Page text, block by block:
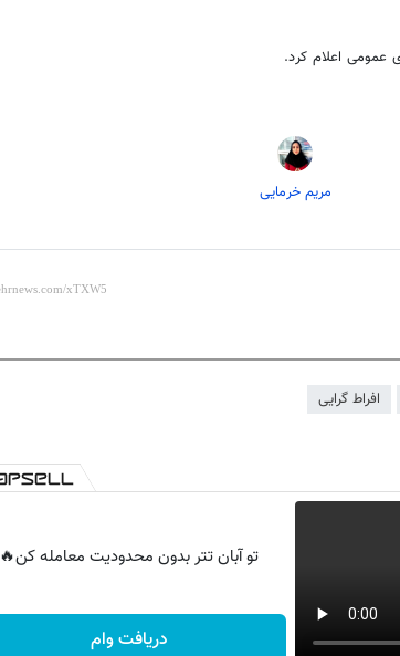
عمومی اعلام کرد.
مریم خرمایی
افراط گرایی
تو آبان تتر بدون محدودیت معامله کن🔥
دریافت وام